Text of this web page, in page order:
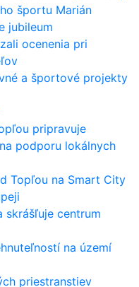
športu Marián
jubileum
ocenenia pri
a športové projekty
pripravuje
podporu lokálnych
Topľou na Smart City
skrášľuje centrum
na území
priestranstiev